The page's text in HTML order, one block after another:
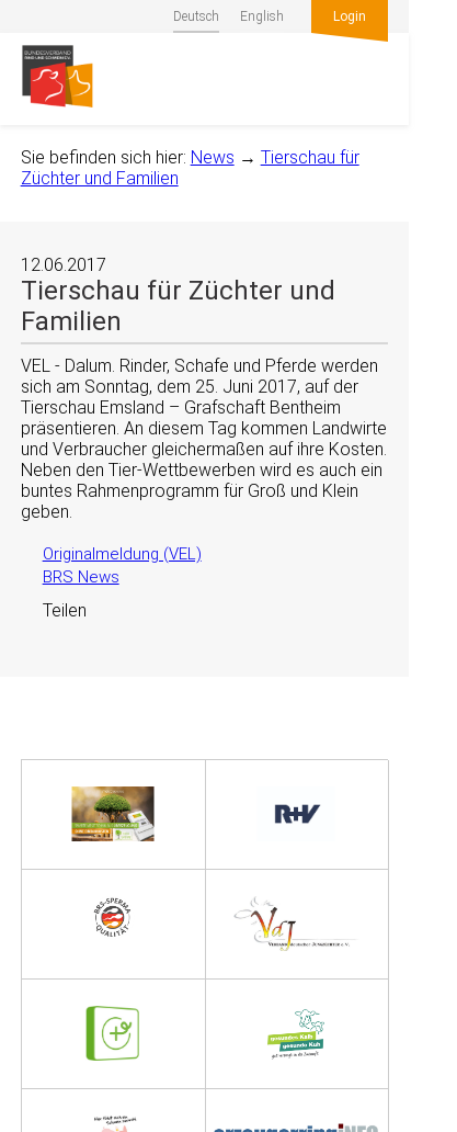
Deutsch English Login
Sie befinden sich hier: News → Tierschau für
Züchter und Familien
12.06.2017
Tierschau für Züchter und
Familien
VEL - Dalum. Rinder, Schafe und Pferde werden
sich am Sonntag, dem 25. Juni 2017, auf der
Tierschau Emsland – Grafschaft Bentheim
präsentieren. An diesem Tag kommen Landwirte
und Verbraucher gleichermaßen auf ihre Kosten.
Neben den Tier-Wettbewerben wird es auch ein
buntes Rahmenprogramm für Groß und Klein
geben.
Originalmeldung (VEL)
BRS News
Teilen